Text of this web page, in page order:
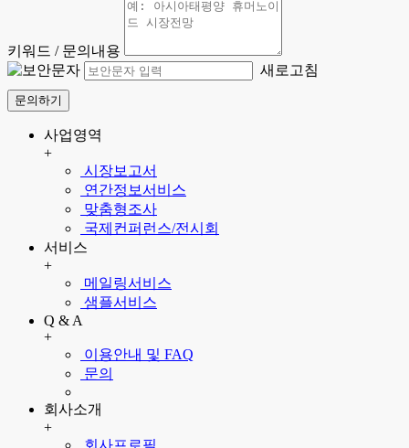
키워드 / 문의내용
새로고침
문의하기
사업영역
+
시장보고서
연간정보서비스
맞춤형조사
국제컨퍼런스/전시회
서비스
+
메일링서비스
샘플서비스
Q & A
+
이용안내 및 FAQ
문의
회사소개
+
회사프로필